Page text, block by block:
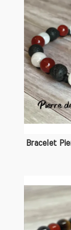
peut
un
une
cette
fertilité
Jade :
Le Jade
cruciaux
pierre
attirer
peut
lors de
Bracelet